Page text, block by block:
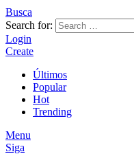
Busca
Search for:
Login
Create
Últimos
Popular
Hot
Trending
Menu
Siga